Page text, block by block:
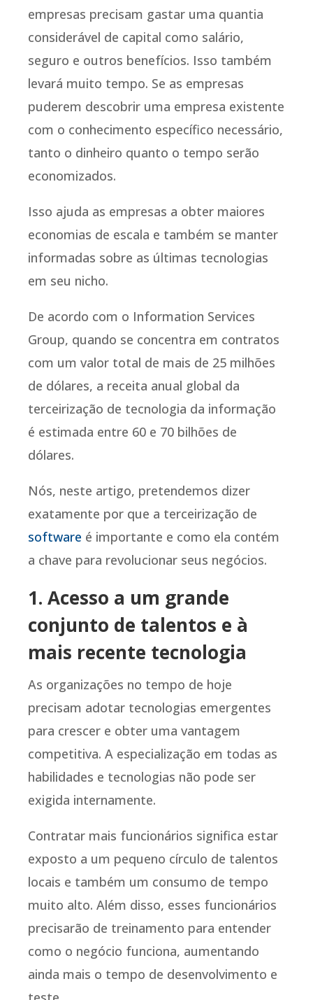
empresas precisam gastar uma quantia
considerável de capital como salário,
seguro e outros benefícios. Isso também
levará muito tempo. Se as empresas
puderem descobrir uma empresa existente
com o conhecimento específico necessário,
tanto o dinheiro quanto o tempo serão
economizados.
Isso ajuda as empresas a obter maiores
economias de escala e também se manter
informadas sobre as últimas tecnologias
em seu nicho.
De acordo com o Information Services
Group, quando se concentra em contratos
com um valor total de mais de 25 milhões
de dólares, a receita anual global da
terceirização de tecnologia da informação
é estimada entre 60 e 70 bilhões de
dólares.
Nós, neste artigo, pretendemos dizer
exatamente por que a terceirização de
software é importante e como ela contém
a chave para revolucionar seus negócios.
1. Acesso a um grande
conjunto de talentos e à
mais recente tecnologia
As organizações no tempo de hoje
precisam adotar tecnologias emergentes
para crescer e obter uma vantagem
competitiva. A especialização em todas as
habilidades e tecnologias não pode ser
exigida internamente.
Contratar mais funcionários significa estar
exposto a um pequeno círculo de talentos
locais e também um consumo de tempo
muito alto. Além disso, esses funcionários
precisarão de treinamento para entender
como o negócio funciona, aumentando
ainda mais o tempo de desenvolvimento e